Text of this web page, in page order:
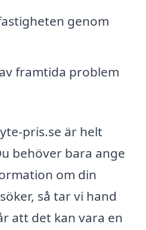
genom
framtida problem
pris.se är helt
behöver bara ange
om din
så tar vi hand
att det kan vara en